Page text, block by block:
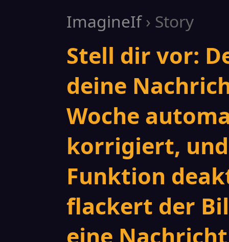
ImagineIf› Story
Stell dir vor:
deine
Woche
korrigiert,
Funktion
flackert der